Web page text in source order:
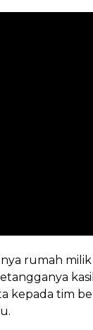
rumah
kepada tim